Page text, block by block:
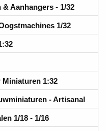
Aanhangers - 1/32
1/32
1:32
- Artisanal
1/18 - 1/16